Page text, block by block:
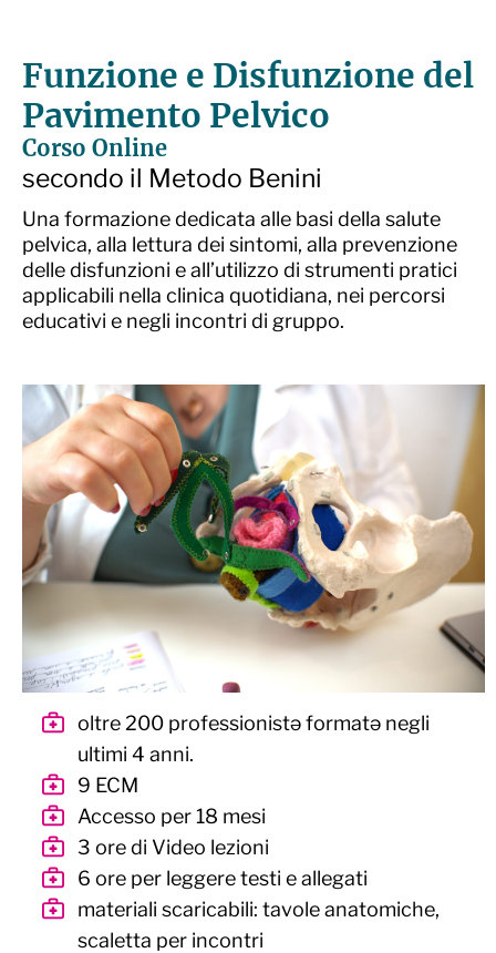
Funzione e Disfunzione del
Pavimento Pelvico
Corso Online
secondo il Metodo Benini
Una formazione dedicata alle basi della salute
pelvica, alla lettura dei sintomi, alla prevenzione
delle disfunzioni e all’utilizzo di strumenti pratici
applicabili nella clinica quotidiana, nei percorsi
educativi e negli incontri di gruppo.
oltre 200 professionistə formatə negli
ultimi 4 anni.
9 ECM
Accesso per 18 mesi
3 ore di Video lezioni
6 ore per leggere testi e allegati
materiali scaricabili: tavole anatomiche,
scaletta per incontri